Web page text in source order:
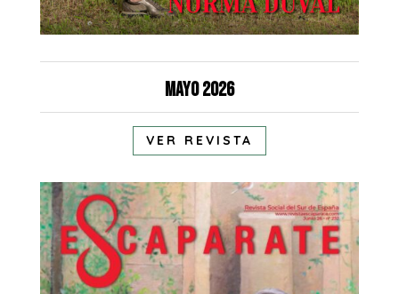
Mayo 2026
VER REVISTA